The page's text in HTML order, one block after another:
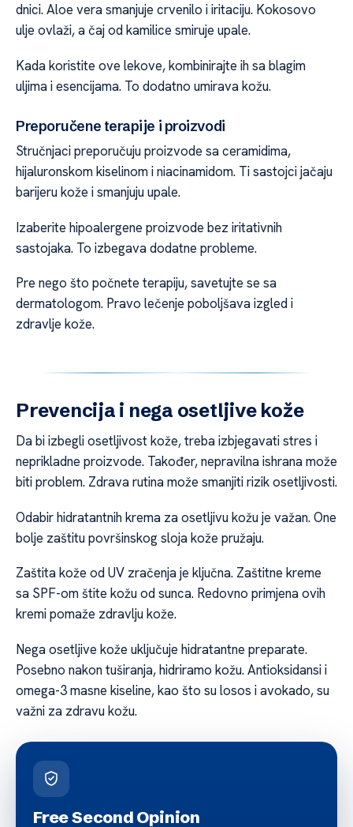
dnici. Aloe vera smanjuje crvenilo i iritaciju. Kokosovo
ulje ovlaži, a čaj od kamilice smiruje upale.
Kada koristite ove lekove, kombinirajte ih sa blagim
uljima i esencijama. To dodatno umirava kožu.
Preporučene terapije i proizvodi
Stručnjaci preporučuju proizvode sa ceramidima,
hijaluronskom kiselinom i niacinamidom. Ti sastojci jačaju
barijeru kože i smanjuju upale.
Izaberite hipoalergene proizvode bez iritativnih
sastojaka. To izbegava dodatne probleme.
Pre nego što počnete terapiju, savetujte se sa
dermatologom. Pravo lečenje poboljšava izgled i
zdravlje kože.
Prevencija i nega osetljive kože
Da bi izbegli osetljivost kože, treba izbjegavati stres i
neprikladne proizvode. Također, nepravilna ishrana može
biti problem. Zdrava rutina može smanjiti rizik osetljivosti.
Odabir hidratantnih krema za osetljivu kožu je važan. One
bolje zaštitu površinskog sloja kože pružaju.
Zaštita kože od UV zračenja je ključna. Zaštitne kreme
sa SPF-om štite kožu od sunca. Redovno primjena ovih
kremi pomaže zdravlju kože.
Nega osetljive kože uključuje hidratantne preparate.
Posebno nakon tuširanja, hidriramo kožu. Antioksidansi i
omega-3 masne kiseline, kao što su losos i avokado, su
važni za zdravu kožu.
Free Second Opinion